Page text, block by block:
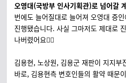
오영대(국방부 인사기획관)로 넘어갈
번에도 늘어질대로 늘어져 오영대 증
진행됐습니다. 사실 그마저도 제대로
나버렸어요🤦‍♂️
김용현, 노상원, 김용군 재판이 지지부
바로, 김용현측 변호인들의 활약 때문